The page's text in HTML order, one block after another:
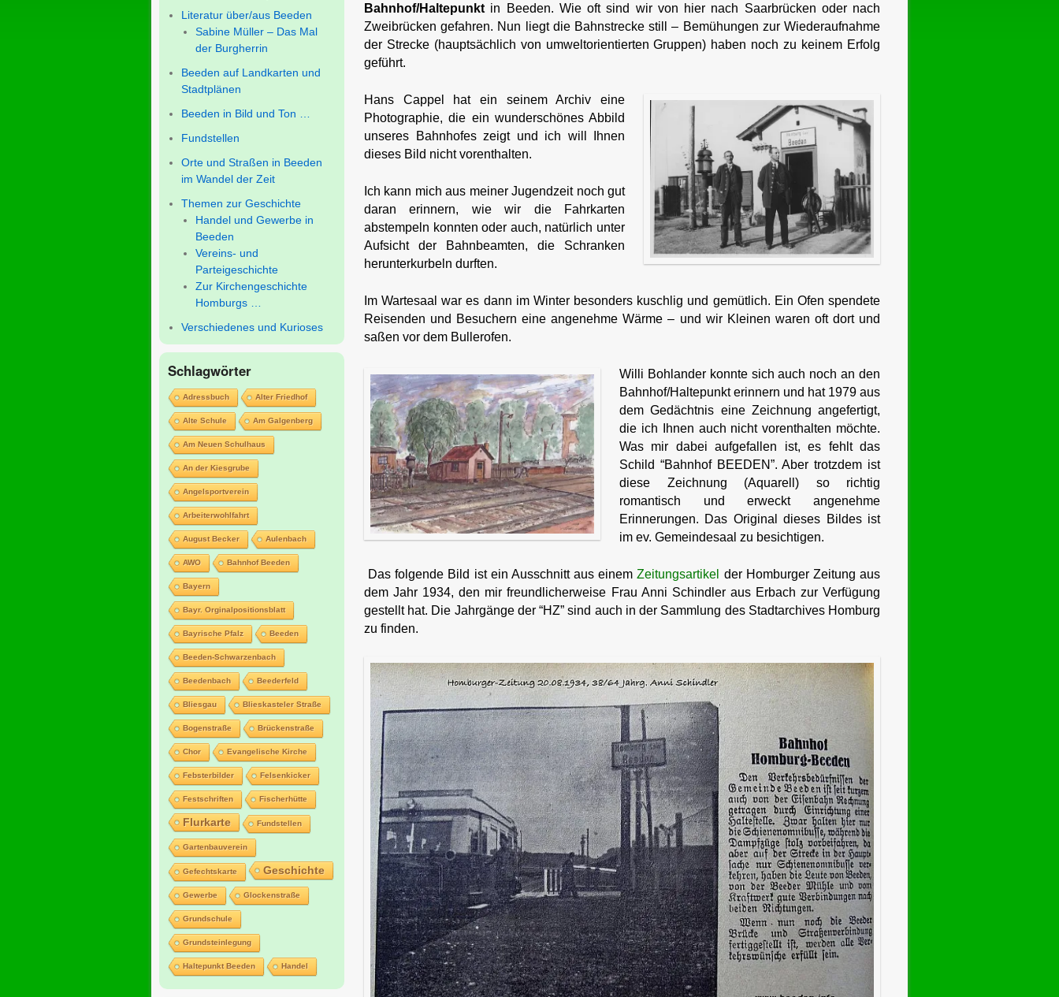
Literatur über/aus Beeden
Sabine Müller – Das Mal
der Burgherrin
Beeden auf Landkarten und
Stadtplänen
Beeden in Bild und Ton …
Fundstellen
Orte und Straßen in Beeden
im Wandel der Zeit
Themen zur Geschichte
Handel und Gewerbe in
Beeden
Vereins- und
Parteigeschichte
Zur Kirchengeschichte
Homburgs …
Verschiedenes und Kurioses
Schlagwörter
Adressbuch Alter Friedhof
Alte Schule Am Galgenberg
Am Neuen Schulhaus
An der Kiesgrube
Angelsportverein
Arbeiterwohlfahrt
August Becker Aulenbach
AWO Bahnhof Beeden
Bayern
Bayr. Orginalpositionsblatt
Bayrische Pfalz Beeden
Beeden-Schwarzenbach
Beedenbach Beederfeld
Bliesgau Blieskasteler Straße
Bogenstraße Brückenstraße
Chor Evangelische Kirche
Febsterbilder Felsenkicker
Festschriften Fischerhütte
Flurkarte Fundstellen
Gartenbauverein
Gefechtskarte Geschichte
Gewerbe Glockenstraße
Grundschule
Grundsteinlegung
Haltepunkt Beeden Handel
Bahnhof/Haltepunkt in Beeden. Wie oft sind wir von hier nach Saarbrücken oder nach
Zweibrücken gefahren. Nun liegt die Bahnstrecke still – Bemühungen zur Wiederaufnahme
der Strecke (hauptsächlich von umweltorientierten Gruppen) haben noch zu keinem Erfolg
geführt.
Hans Cappel hat ein seinem Archiv eine
Photographie, die ein wunderschönes Abbild
unseres Bahnhofes zeigt und ich will Ihnen
dieses Bild nicht vorenthalten.
Ich kann mich aus meiner Jugendzeit noch gut
daran erinnern, wie wir die Fahrkarten
abstempeln konnten oder auch, natürlich unter
Aufsicht der Bahnbeamten, die Schranken
herunterkurbeln durften.
Im Wartesaal war es dann im Winter besonders kuschlig und gemütlich. Ein Ofen spendete
Reisenden und Besuchern eine angenehme Wärme – und wir Kleinen waren oft dort und
saßen vor dem Bullerofen.
Willi Bohlander konnte sich auch noch an den
Bahnhof/Haltepunkt erinnern und hat 1979 aus
dem Gedächtnis eine Zeichnung angefertigt,
die ich Ihnen auch nicht vorenthalten möchte.
Was mir dabei aufgefallen ist, es fehlt das
Schild “Bahnhof BEEDEN”. Aber trotzdem ist
diese Zeichnung (Aquarell) so richtig
romantisch und erweckt angenehme
Erinnerungen. Das Original dieses Bildes ist
im ev. Gemeindesaal zu besichtigen.
Das folgende Bild ist ein Ausschnitt aus einemZeitungsartikel der Homburger Zeitung aus
dem Jahr 1934, den mir freundlicherweise Frau Anni Schindler aus Erbach zur Verfügung
gestellt hat. Die Jahrgänge der “HZ” sind auch in der Sammlung des Stadtarchives Homburg
zu finden.